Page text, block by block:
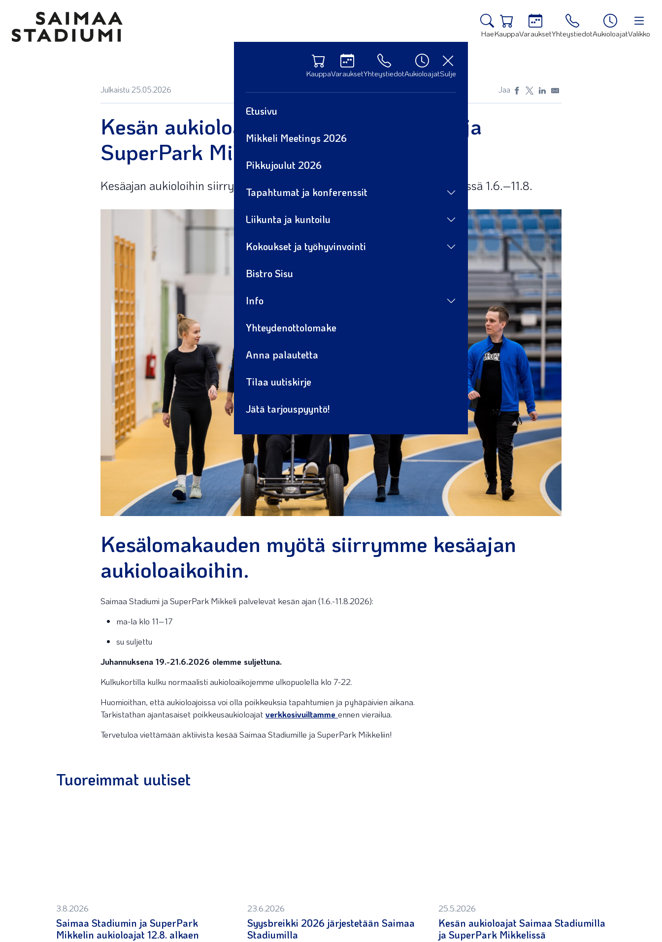
HaeKauppaVarauksetYhteystiedotAukioloajatValikko
KauppaVarauksetYhteystiedotAukioloajatSulje
Etusivu
Mikkeli Meetings 2026
Pikkujoulut 2026
Tapahtumat ja konferenssit
Liikunta ja kuntoilu
Kokoukset ja työhyvinvointi
Bistro Sisu
Info
Yhteydenottolomake
Anna palautetta
Tilaa uutiskirje
Jätä tarjouspyyntö!
Julkaistu 25.05.2026 Jaa
Kesän aukioloajat Saimaa Stadiumilla ja
SuperPark Mikkelissä
Kesäajan aukioloihin siirrytään Saimaa Stadiumilla ja SuperPark Mikkelissä 1.6.–11.8.
Kesälomakauden myötä siirrymme kesäajan
aukioloaikoihin.
Saimaa Stadiumi ja SuperPark Mikkeli palvelevat kesän ajan (1.6.-11.8.2026):
ma-la klo 11–17
su suljettu
Juhannuksena 19.-21.6.2026 olemme suljettuna.
Kulkukortilla kulku normaalisti aukioloaikojemme ulkopuolella klo 7-22.
Huomioithan, että aukioloajoissa voi olla poikkeuksia tapahtumien ja pyhäpäivien aikana.
Tarkistathan ajantasaiset poikkeusaukioloajat verkkosivuiltamme ennen vierailua.
Tervetuloa viettämään aktiivista kesää Saimaa Stadiumille ja SuperPark Mikkeliin!
Tuoreimmat uutiset
3.8.2026
Saimaa Stadiumin ja SuperPark
Mikkelin aukioloajat 12.8. alkaen
23.6.2026
Syysbreikki 2026 järjestetään Saimaa
Stadiumilla
25.5.2026
Kesän aukioloajat Saimaa Stadiumilla
ja SuperPark Mikkelissä